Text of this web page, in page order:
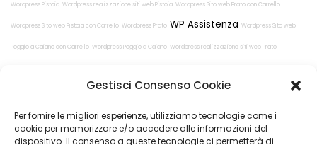
Gestisci Consenso Cookie
Per fornire le migliori esperienze, utilizziamo tecnologie come i
cookie per memorizzare e/o accedere alle informazioni del
dispositivo. Il consenso a queste tecnologie ci permetterà di
Wordpress Pistoia Wordpress realizzazione siti web Pistoia Wordpress Sito web Prato con Carrello
Wordpress Sito web Pistoia con Carrello Wordpress Prato WP Assistenza Wordpress Sito web
Poggio a Caiano con Carrello Wordpress Poggio a Caiano Wordpress realizzazione siti web Prato